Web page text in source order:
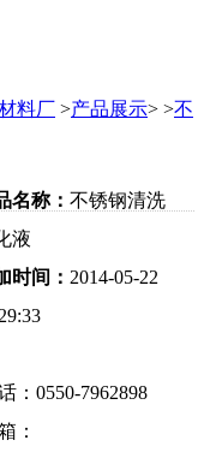
料厂 >产品展示> >不
名称： 不锈钢清洗
液
时间： 2014-05-22
：0550-7962898
：